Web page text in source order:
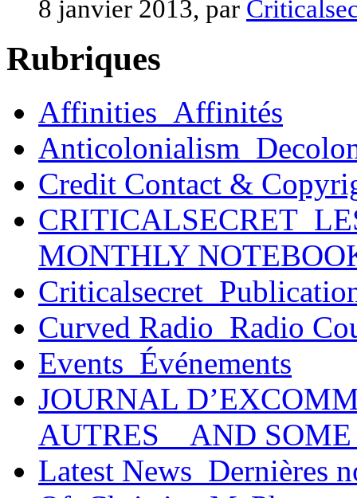
8 janvier 2013, par
Rubriques
Affinities_Affinités
Credit Contact &
MONTHLY
Curved Radio_Radio
Events_Événements
JOURNAL
AUTRES _ AND
Latest News_Dernières